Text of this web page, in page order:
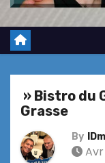
» Bistro du
Grasse
By
Avr